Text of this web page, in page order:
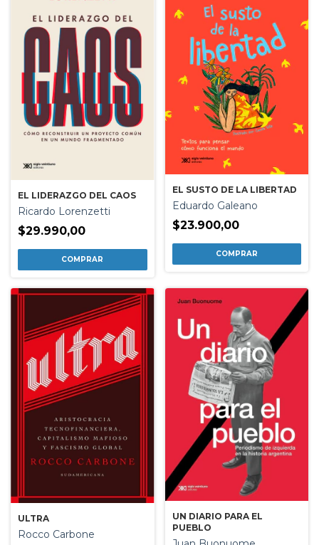
EL LIDERAZGO DEL CAOS
Ricardo Lorenzetti
$29.990,00
EL SUSTO DE LA LIBERTAD
Eduardo Galeano
$23.900,00
ULTRA
Rocco Carbone
UN DIARIO PARA EL
PUEBLO